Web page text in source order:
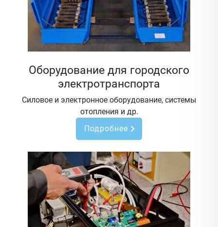
Оборудование для городского
электротранспорта
Силовое и электронное оборудование, системы
отопления и др.
Подробнее